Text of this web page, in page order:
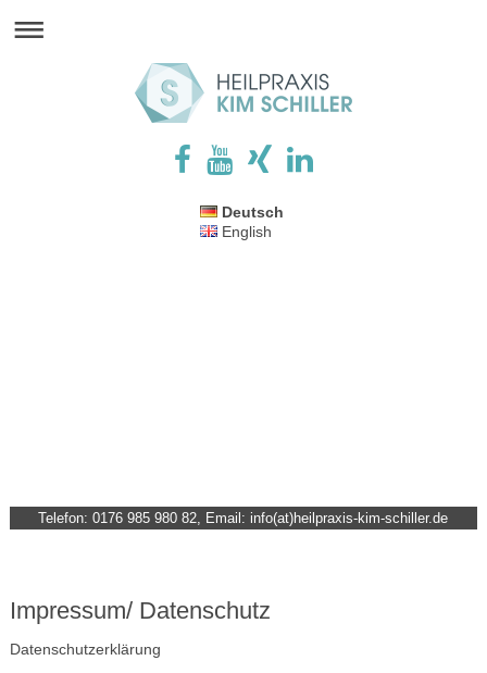
Deutsch
English
Telefon: 0176 985 980 82, Email: info(at)heilpraxis-kim-schiller.de
Impressum/ Datenschutz
Datenschutzerklärung